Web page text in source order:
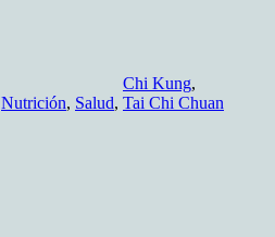
Chi Kung,
Nutrición, Salud, Tai Chi Chuan